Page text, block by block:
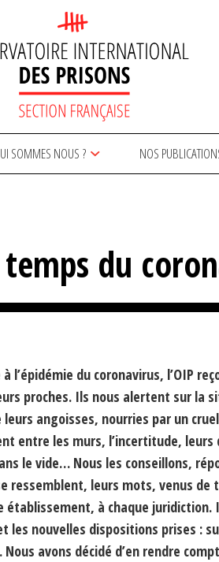
SOMMES NOUS ? NOS
temps du
l’épidémie du coronavirus, l’OIP
proches. Ils nous alertent sur la
angoisses, nourries par un
entre les murs, l’incertitude, leurs
le vide… Nous les conseillons,
ressemblent, leurs mots, venus de
à chaque juridiction.
nouvelles dispositions prises :
avons décidé d’en rendre